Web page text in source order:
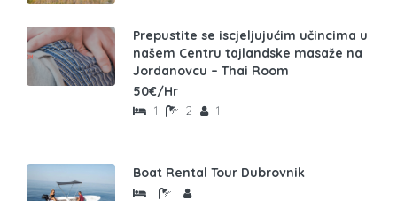
Prepustite se iscjeljujućim učincima u
našem Centru tajlandske masaže na
Jordanovcu – Thai Room
50€/Hr
1 2 1
Boat Rental Tour Dubrovnik